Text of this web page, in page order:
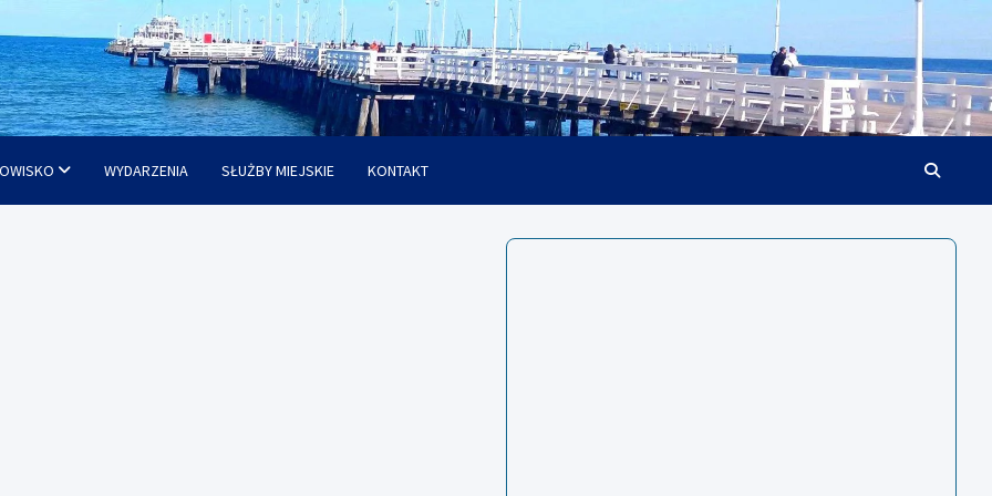
WYDARZENIA SŁUŻBY MIEJSKIE KONTAKT